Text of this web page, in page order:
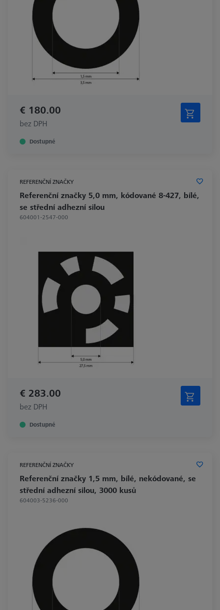
€ 180.00
bez DPH
Dostupné
REFERENČNÍ ZNAČKY
Referenční značky 5,0 mm, kódované 8-427, bílé,
se střední adhezní silou
604001-2547-000
€ 283.00
bez DPH
Dostupné
REFERENČNÍ ZNAČKY
Referenční značky 1,5 mm, bílé, nekódované, se
střední adhezní silou, 3000 kusů
604003-5236-000